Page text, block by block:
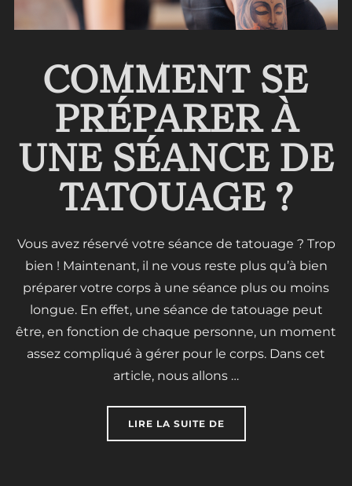
COMMENT SE
PRÉPARER À
UNE SÉANCE DE
TATOUAGE ?
Vous avez réservé votre séance de tatouage ? Trop
bien ! Maintenant, il ne vous reste plus qu’à bien
préparer votre corps à une séance plus ou moins
longue. En effet, une séance de tatouage peut
être, en fonction de chaque personne, un moment
assez compliqué à gérer pour le corps. Dans cet
article, nous allons …
LIRE LA SUITE DE« COMMENT SE